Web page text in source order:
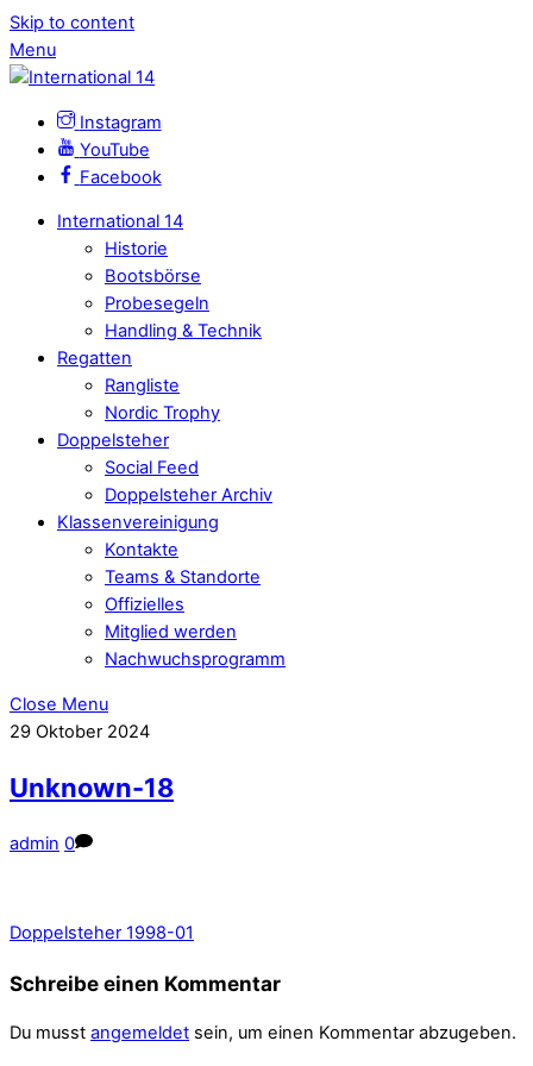
Skip to content
Menu
Instagram
YouTube
Facebook
International 14
Historie
Bootsbörse
Probesegeln
Handling & Technik
Regatten
Rangliste
Nordic Trophy
Doppelsteher
Social Feed
Doppelsteher Archiv
Klassenvereinigung
Kontakte
Teams & Standorte
Offizielles
Mitglied werden
Nachwuchsprogramm
Close Menu
29 Oktober 2024
Unknown-18
admin 0
Doppelsteher 1998-01
Schreibe einen Kommentar
Du musst angemeldet sein, um einen Kommentar abzugeben.